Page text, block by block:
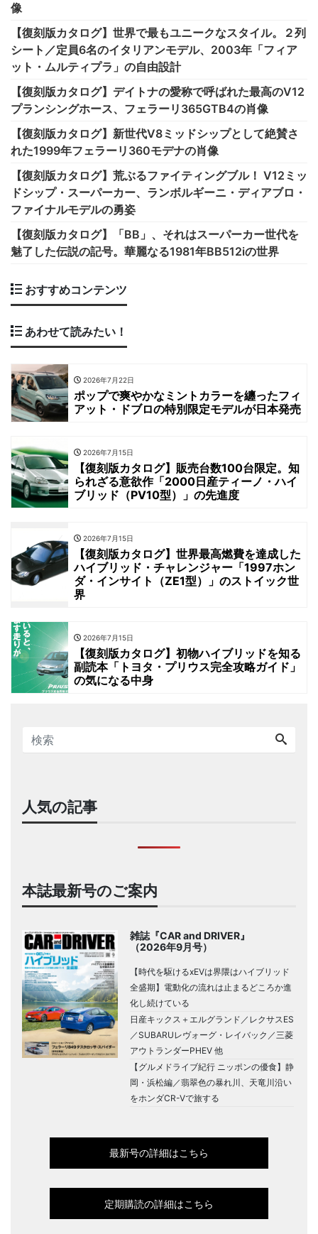
像
【復刻版カタログ】世界で最もユニークなスタイル。２列
シート／定員6名のイタリアンモデル、2003年「フィア
ット・ムルティプラ」の自由設計
【復刻版カタログ】デイトナの愛称で呼ばれた最高のV12
プランシングホース、フェラーリ365GTB4の肖像
【復刻版カタログ】新世代V8ミッドシップとして絶賛さ
れた1999年フェラーリ360モデナの肖像
【復刻版カタログ】荒ぶるファイティングブル！ V12ミッ
ドシップ・スーパーカー、ランボルギーニ・ディアブロ・
ファイナルモデルの勇姿
【復刻版カタログ】「BB」、それはスーパーカー世代を
魅了した伝説の記号。華麗なる1981年BB512iの世界
おすすめコンテンツ
あわせて読みたい！
2026年7月22日
ポップで爽やかなミントカラーを纏ったフィ
アット・ドブロの特別限定モデルが日本発売
2026年7月15日
【復刻版カタログ】販売台数100台限定。知
られざる意欲作「2000日産ティーノ・ハイ
ブリッド（PV10型）」の先進度
2026年7月15日
【復刻版カタログ】世界最高燃費を達成した
ハイブリッド・チャレンジャー「1997ホン
ダ・インサイト（ZE1型）」のストイック世
界
2026年7月15日
【復刻版カタログ】初物ハイブリッドを知る
副読本「トヨタ・プリウス完全攻略ガイド」
の気になる中身
人気の記事
本誌最新号のご案内
雑誌『CAR and DRIVER』
（2026年9月号）
【時代を駆けるxEVは界隈はハイブリッド
全盛期】電動化の流れは止まるどころか進
化し続けている
日産キックス＋エルグランド／レクサスES
／SUBARUレヴォーグ・レイバック／三菱
アウトランダーPHEV 他
【グルメドライブ紀行 ニッポンの優食】静
岡・浜松編／翡翠色の暴れ川、天竜川沿い
をホンダCR-Vで旅する
最新号の詳細はこちら
定期購読の詳細はこちら